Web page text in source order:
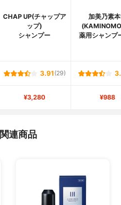
CHAP UP(チャップア
ップ)
シャンプー
加美乃素
薬用シャンプ
3.91 (29)
¥3,280 ¥988
連商品